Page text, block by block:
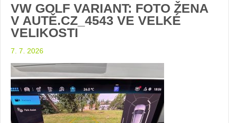
VW GOLF VARIANT: FOTO ŽENA
V AUTĚ.CZ_4543 VE VELKÉ
VELIKOSTI
7. 7. 2026